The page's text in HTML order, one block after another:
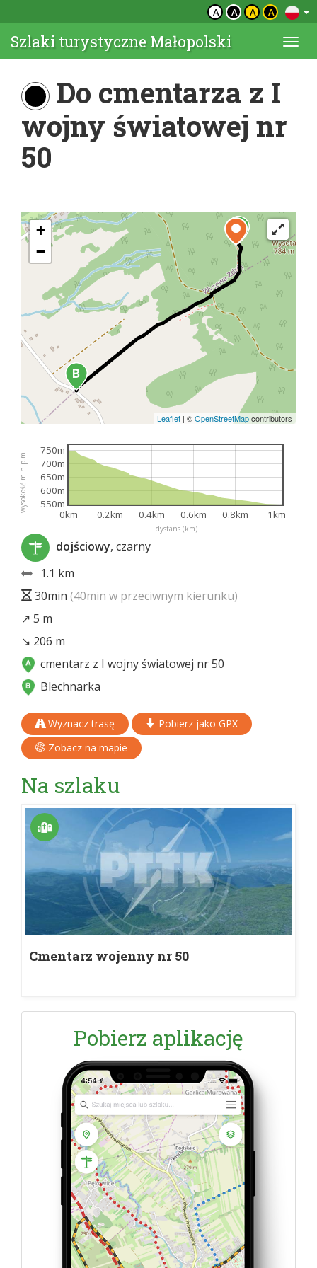
A A A A
Szlaki turystyczne Małopolski
Do cmentarza z I
wojny światowej nr
50
+
−
Leaflet | ©OpenStreetMapcontributors
dystans (km)
wysokość m n.p.m.
0km 0.2km 0.4km 0.6km 0.8km 1km
550m
600m
650m
700m
750m
dojściowy, czarny
1.1 km
30min (40min w przeciwnym kierunku)
↗ 5 m
↘ 206 m
cmentarz z I wojny światowej nr 50
Blechnarka
Wyznacz trasę
Pobierz jako GPX
Zobacz na mapie
Na szlaku
Cmentarz wojenny nr 50
Pobierz aplikację